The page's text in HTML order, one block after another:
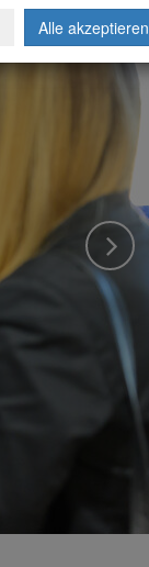
Alle akzeptieren